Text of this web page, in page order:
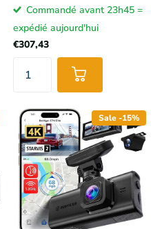
Commandé avant 23h45 =
expédié aujourd'hui
€307,43
Sale -15%